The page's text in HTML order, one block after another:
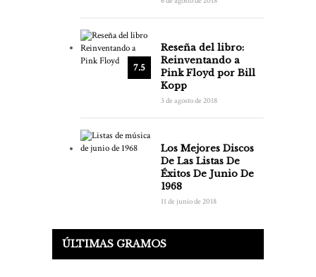
7.5
Reseña del libro:
Reinventando a
Pink Floyd por Bill
Kopp
3 de agosto de 2018
Los Mejores Discos
De Las Listas De
Éxitos De Junio De
1968
11 de junio de 2018
ÚLTIMAS GRAMOS